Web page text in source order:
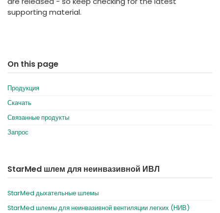
supporting material.
On this page
Продукция
Скачать
Связанные продукты
Запрос
StarMed шлем для неинвазивной ИВЛ
StarMed дыхательные шлемы
StarMed шлемы для неинвазивной вентиляции легких (НИВ)